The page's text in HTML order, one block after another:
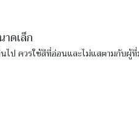
ดเล็ก
ไป ควรใช้สีที่อ่อนและไม่แสตามกับผู้